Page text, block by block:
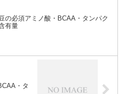
の必須アミノ酸・BCAA・タンパク
有量
・タ